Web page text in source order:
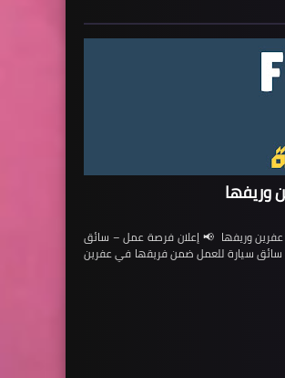
وريفها
وريفها 📢 إعلان فرصة عمل – سائق
سائق سيارة للعمل ضمن فريقها في عفرين